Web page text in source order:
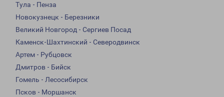
Тула - Пенза
Новокузнецк - Березники
Великий Новгород - Сергиев Посад
Каменск-Шахтинский - Северодвинск
Артем - Рубцовск
Дмитров - Бийск
Гомель - Лесосибирск
Псков - Моршанск